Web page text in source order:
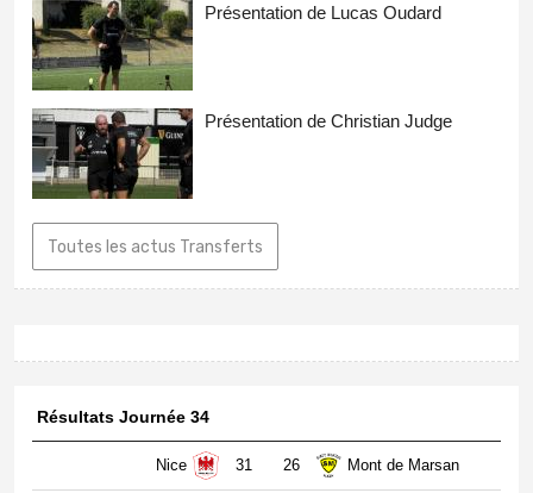
Présentation de Lucas Oudard
Présentation de Christian Judge
Toutes les actus Transferts
Résultats Journée 34
Nice 31 26 Mont de Marsan